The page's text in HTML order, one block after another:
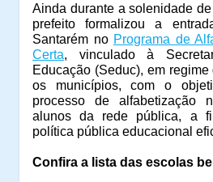
Ainda durante a solenidade
prefeito formalizou a
Santarém no Programa de
Certa, vinculado à
Educação (Seduc), em
os municípios, com o
processo de alfabetização
alunos da rede pública, a
política pública educacional
Confira a lista das escolas